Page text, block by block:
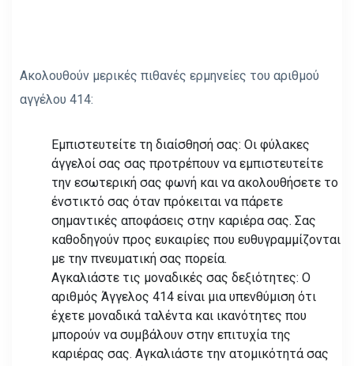
Ακολουθούν μερικές πιθανές ερμηνείες του αριθμού
αγγέλου 414:
Εμπιστευτείτε τη διαίσθησή σας: Οι φύλακες
άγγελοί σας σας προτρέπουν να εμπιστευτείτε
την εσωτερική σας φωνή και να ακολουθήσετε το
ένστικτό σας όταν πρόκειται να πάρετε
σημαντικές αποφάσεις στην καριέρα σας. Σας
καθοδηγούν προς ευκαιρίες που ευθυγραμμίζονται
με την πνευματική σας πορεία.
Αγκαλιάστε τις μοναδικές σας δεξιότητες: Ο
αριθμός Άγγελος 414 είναι μια υπενθύμιση ότι
έχετε μοναδικά ταλέντα και ικανότητες που
μπορούν να συμβάλουν στην επιτυχία της
καριέρας σας. Αγκαλιάστε την ατομικότητά σας